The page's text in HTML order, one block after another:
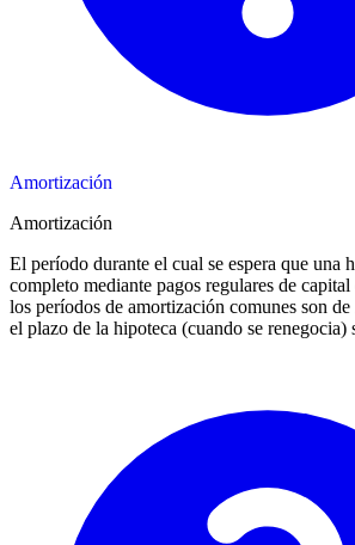
Amortización
Amortización
El período durante el cual se espera que una
completo mediante pagos regulares de
los períodos de amortización comunes son
el plazo de la hipoteca (cuando se renegocia)